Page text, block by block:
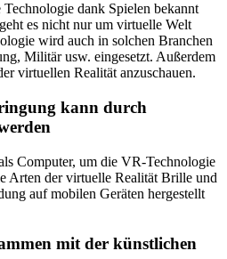
Technologie dank Spielen bekannt
es nicht nur um virtuelle Welt
wird auch in solchen Branchen
Militär usw. eingesetzt. Außerdem
virtuellen Realität anzuschauen.
kann durch
Computer, um die VR-Technologie
Arten der virtuelle Realität Brille und
auf mobilen Geräten hergestellt
mit der künstlichen